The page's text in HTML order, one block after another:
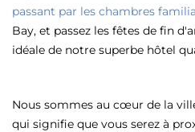
passant par les chambres
Bay, et passez les fêtes de fin
idéale de notre superbe hôtel
Nous sommes au cœur de la
qui signifie que vous serez à